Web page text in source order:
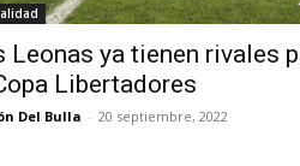
Leonas ya tienen rivales
Libertadores
Del Bulla - 20 septiembre, 2022